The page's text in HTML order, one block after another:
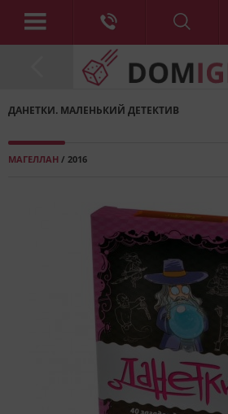
ДАНЕТКИ. МАЛЕНЬКИЙ ДЕТЕКТИВ
МАГЕЛЛАН / 2016